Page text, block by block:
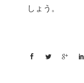
しょう。